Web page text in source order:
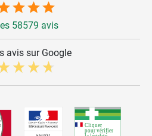
58579 avis
avis sur Google